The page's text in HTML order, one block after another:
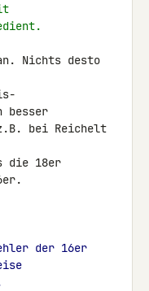
Nichts desto
besser
die 18er
der 16er